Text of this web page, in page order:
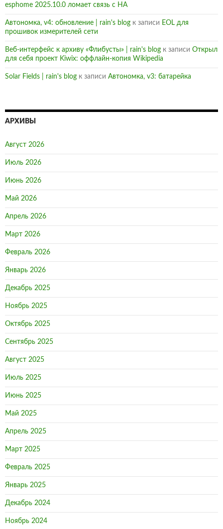
esphome 2025.10.0 ломает связь с HA
Автономка, v4: обновление | rain's blog к записи EOL для
прошивок измерителей сети
Веб-интерфейс к архиву «Флибусты» | rain's blog к записи Открыл
для себя проект Kiwix: оффлайн-копия Wikipedia
Solar Fields | rain's blog к записи Автономка, v3: батарейка
АРХИВЫ
Август 2026
Июль 2026
Июнь 2026
Май 2026
Апрель 2026
Март 2026
Февраль 2026
Январь 2026
Декабрь 2025
Ноябрь 2025
Октябрь 2025
Сентябрь 2025
Август 2025
Июль 2025
Июнь 2025
Май 2025
Апрель 2025
Март 2025
Февраль 2025
Январь 2025
Декабрь 2024
Ноябрь 2024